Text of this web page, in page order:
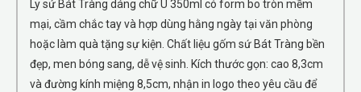
Ly sứ Bát Tràng dáng chữ U 350ml có form bo tròn mềm
mại, cầm chắc tay và hợp dùng hằng ngày tại văn phòng
hoặc làm quà tặng sự kiện. Chất liệu gốm sứ Bát Tràng bền
đẹp, men bóng sang, dễ vệ sinh. Kích thước gọn: cao 8,3cm
và đường kính miệng 8,5cm, nhận in logo theo yêu cầu để